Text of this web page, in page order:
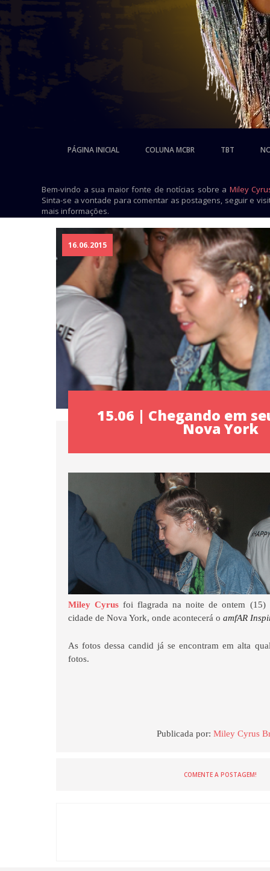
PÁGINA INICIAL COLUNA MCBR TBT
Bem-vindo a sua maior fonte de notícias sobre a Miley
Sinta-se a vontade para comentar as postagens, seguir e
mais informações.
16.06.2015
15.06 | Chegando em
Nova York
Miley Cyrus foi flagrada na noite de ontem (15)
cidade de Nova York, onde acontecerá oamfAR
As fotos dessa candid já se encontram em alta
fotos.
Publicada por:Miley Cyrus
COMENTE A POSTAGEM!